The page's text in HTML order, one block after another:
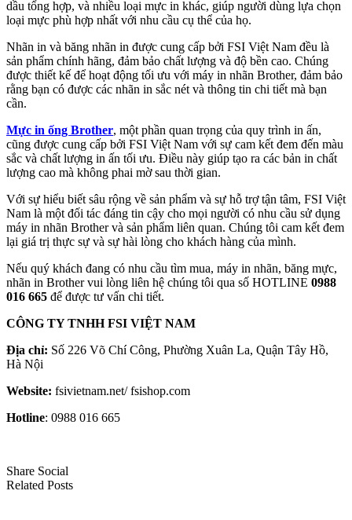
dầu tổng hợp, và nhiều loại mực in khác, giúp người dùng lựa chọn
loại mực phù hợp nhất với nhu cầu cụ thể của họ.
Nhãn in và băng nhãn in được cung cấp bởi FSI Việt Nam đều là
sản phẩm chính hãng, đảm bảo chất lượng và độ bền cao. Chúng
được thiết kế để hoạt động tối ưu với máy in nhãn Brother, đảm bảo
rằng bạn có được các nhãn in sắc nét và thông tin chi tiết mà bạn
cần.
Mực in ống Brother, một phần quan trọng của quy trình in ấn,
cũng được cung cấp bởi FSI Việt Nam với sự cam kết đem đến màu
sắc và chất lượng in ấn tối ưu. Điều này giúp tạo ra các bản in chất
lượng cao mà không phai mờ sau thời gian.
Với sự hiểu biết sâu rộng về sản phẩm và sự hỗ trợ tận tâm, FSI Việt
Nam là một đối tác đáng tin cậy cho mọi người có nhu cầu sử dụng
máy in nhãn Brother và sản phẩm liên quan. Chúng tôi cam kết đem
lại giá trị thực sự và sự hài lòng cho khách hàng của mình.
Nếu quý khách đang có nhu cầu tìm mua, máy in nhãn, băng mực,
nhãn in Brother vui lòng liên hệ chúng tôi qua số HOTLINE 0988
016 665 để được tư vấn chi tiết.
CÔNG TY TNHH FSI VIỆT NAM
Địa chỉ: Số 226 Võ Chí Công, Phường Xuân La, Quận Tây Hồ,
Hà Nội
Website: fsivietnam.net/ fsishop.com
Hotline: 0988 016 665
Share Social
Related Posts